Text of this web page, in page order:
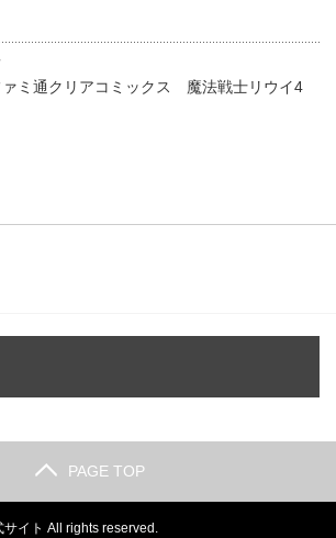
ァミ通クリアコミックス 魔法戦士リウイ4
PAGE TOP
イト All rights reserved.